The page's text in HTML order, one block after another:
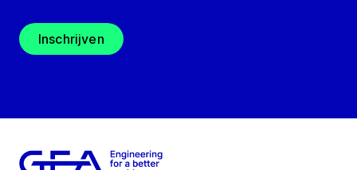
Inschrijven